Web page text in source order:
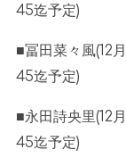
45迄予定)
■冨田菜々風(12月
45迄予定)
■永田詩央里(12月
45迄予定)